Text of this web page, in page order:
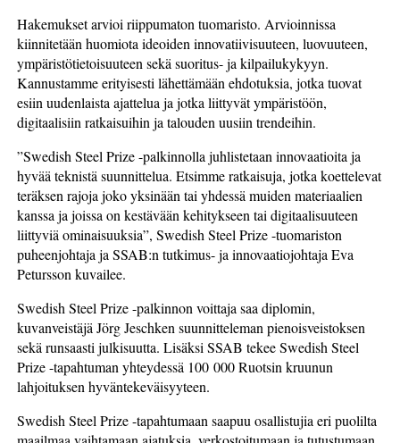
Hakemukset arvioi riippumaton tuomaristo. Arvioinnissa
kiinnitetään huomiota ideoiden innovatiivisuuteen, luovuuteen,
ympäristötietoisuuteen sekä suoritus- ja kilpailukykyyn.
Kannustamme erityisesti lähettämään ehdotuksia, jotka tuovat
esiin uudenlaista ajattelua ja jotka liittyvät ympäristöön,
digitaalisiin ratkaisuihin ja talouden uusiin trendeihin.
”Swedish Steel Prize -palkinnolla juhlistetaan innovaatioita ja
hyvää teknistä suunnittelua. Etsimme ratkaisuja, jotka koettelevat
teräksen rajoja joko yksinään tai yhdessä muiden materiaalien
kanssa ja joissa on kestävään kehitykseen tai digitaalisuuteen
liittyviä ominaisuuksia”, Swedish Steel Prize -tuomariston
puheenjohtaja ja SSAB:n tutkimus- ja innovaatiojohtaja Eva
Petursson kuvailee.
Swedish Steel Prize -palkinnon voittaja saa diplomin,
kuvanveistäjä Jörg Jeschken suunnitteleman pienoisveistoksen
sekä runsaasti julkisuutta. Lisäksi SSAB tekee Swedish Steel
Prize -tapahtuman yhteydessä 100 000 Ruotsin kruunun
lahjoituksen hyväntekeväisyyteen.
Swedish Steel Prize -tapahtumaan saapuu osallistujia eri puolilta